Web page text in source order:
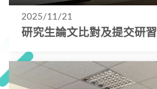
2025/11/21
研究生論文比對及提交研習